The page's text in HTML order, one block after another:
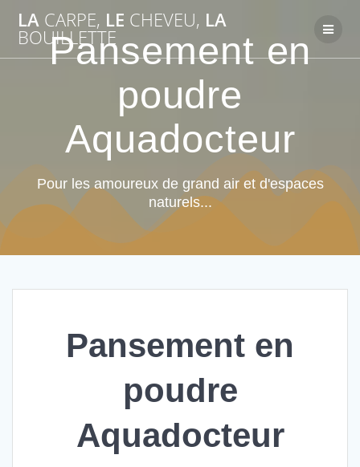
au
contenu
LA CARPE, LE CHEVEU, LA
BOUILLETTE
Pansement en
poudre
Aquadocteur
Pour les amoureux de grand air et d'espaces
naturels...
Pansement en
poudre
Aquadocteur